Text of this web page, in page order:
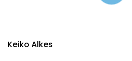
Keiko Alkes